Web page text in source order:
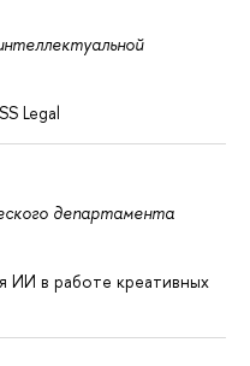
Legal
департамента
ИИ в работе креативных